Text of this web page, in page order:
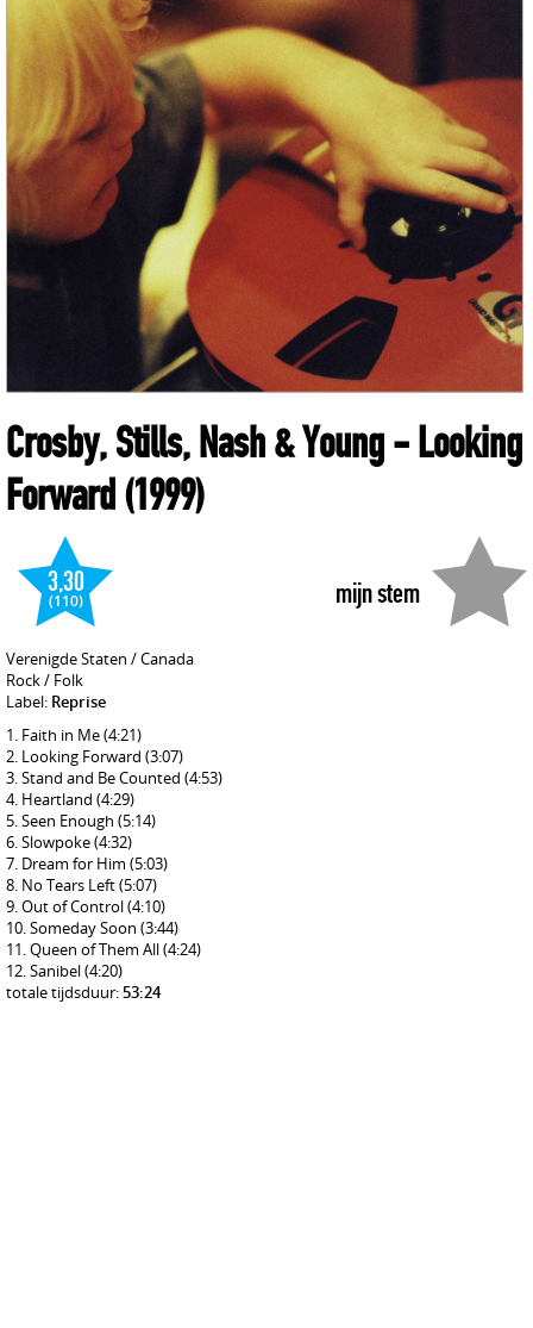
Crosby, Stills, Nash & Young- Looking
Forward(1999)
mijn stem
3,30
(110)
Verenigde Staten / Canada
Rock / Folk
Label: Reprise
Faith in Me(4:21)
Looking Forward (3:07)
Stand and Be Counted (4:53)
Heartland (4:29)
Seen Enough (5:14)
Slowpoke(4:32)
Dream for Him (5:03)
No Tears Left(5:07)
Out of Control(4:10)
Someday Soon (3:44)
Queen of Them All(4:24)
Sanibel(4:20)
totale tijdsduur:53:24